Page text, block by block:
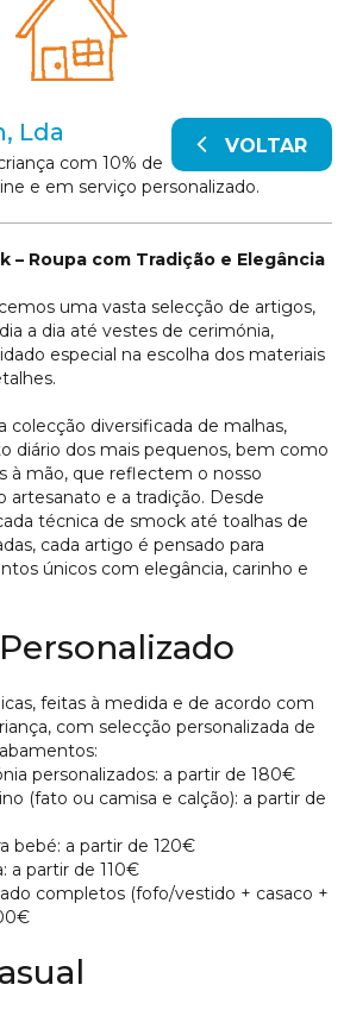
Lda VOLTAR
com 10% de
e em serviço personalizado.
– Roupa com Tradição e Elegância
uma vasta selecção de artigos,
a dia até vestes de cerimónia,
especial na escolha dos materiais
colecção diversificada de malhas,
diário dos mais pequenos, bem como
à mão, que reflectem o nosso
artesanato e a tradição. Desde
técnica de smock até toalhas de
cada artigo é pensado para
únicos com elegância, carinho e
feitas à medida e de acordo com
com selecção personalizada de
personalizados: a partir de 180€
(fato ou camisa e calção): a partir de
bebé: a partir de 120€
a partir de 110€
completos (fofo/vestido + casaco +